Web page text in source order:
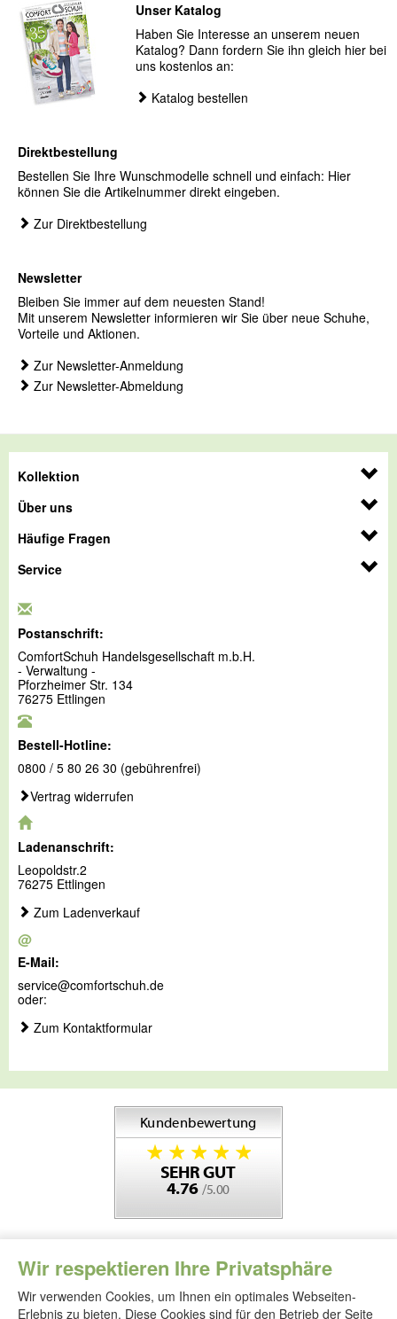
Wir respektieren Ihre Privatsphäre
Wir verwenden Cookies, um Ihnen ein optimales Webseiten-
Erlebnis zu bieten. Diese Cookies sind für den Betrieb der Seite
Unser Katalog
Haben Sie Interesse an unserem neuen
Katalog? Dann fordern Sie ihn gleich hier bei
uns kostenlos an:
Katalog bestellen
Direktbestellung
Bestellen Sie Ihre Wunschmodelle schnell und einfach: Hier
können Sie die Artikelnummer direkt eingeben.
Zur Direktbestellung
Newsletter
Bleiben Sie immer auf dem neuesten Stand!
Mit unserem Newsletter informieren wir Sie über neue Schuhe,
Vorteile und Aktionen.
Zur Newsletter-Anmeldung
Zur Newsletter-Abmeldung
Kollektion
Über uns
Häufige Fragen
Service
Postanschrift:
ComfortSchuh Handelsgesellschaft m.b.H.
- Verwaltung -
Pforzheimer Str. 134
76275 Ettlingen
Bestell-Hotline:
0800 / 5 80 26 30 (gebührenfrei)
Vertrag widerrufen
Ladenanschrift:
Leopoldstr.2
76275 Ettlingen
Zum Ladenverkauf
@
E-Mail:
service@comfortschuh.de
oder:
Zum Kontaktformular